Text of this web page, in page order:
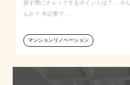
探す際にチェックするポイントは？」 そんな疑問をお持ちではありませ
んか？ 本記事で…
マンションリノベーション